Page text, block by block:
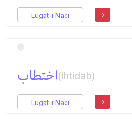
Lugat-ı Naci
اختطاب(ihtidab)
Lugat-ı Naci